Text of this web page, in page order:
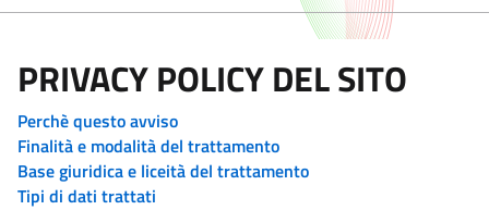
PRIVACY POLICY DEL SITO
Perchè questo avviso
Finalità e modalità del trattamento
Base giuridica e liceità del trattamento
Tipi di dati trattati